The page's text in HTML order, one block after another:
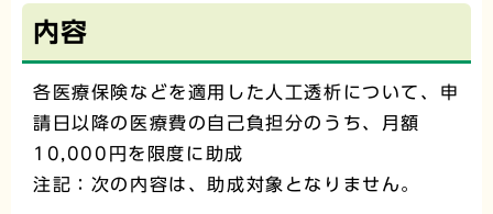
内容
各医療保険などを適用した人工透析について、申
請日以降の医療費の自己負担分のうち、月額
10,000円を限度に助成
注記：次の内容は、助成対象となりません。